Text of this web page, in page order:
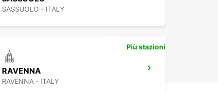
SASSUOLO - ITALY
RAVENNA
RAVENNA - ITALY
Più stazioni